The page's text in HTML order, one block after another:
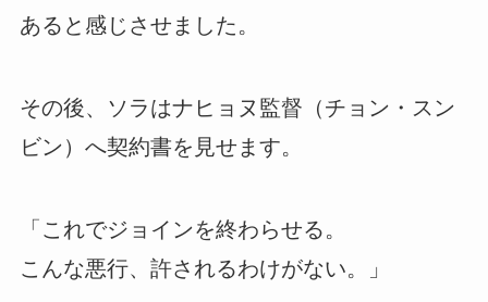
あると感じさせました。
その後、ソラはナヒョヌ監督（チョン・スン
ビン）へ契約書を見せます。
「これでジョインを終わらせる。
こんな悪行、許されるわけがない。」